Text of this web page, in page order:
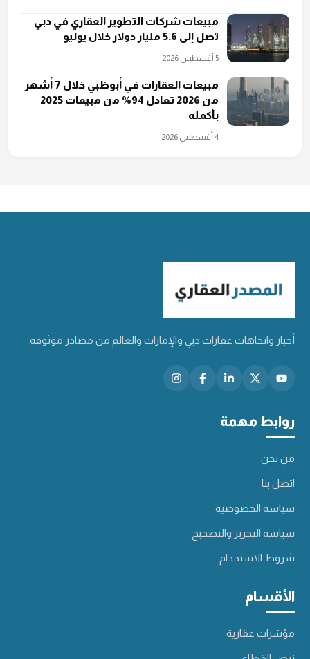
مبيعات شركات التطوير العقاري في دبي
تصل إلى 5.6 مليار دولار خلال يوليو
5 أغسطس 2026
مبيعات العقارات في أبوظبي خلال 7 أشهر
من 2026 تعادل 94% من مبيعات 2025
بأكمله
4 أغسطس 2026
أخبار واتجاهات عقارات دبي والإمارات والعالم من مصادر موثوقة
روابط مهمة
من نحن
اتصل بنا
سياسة الخصوصية
سياسة التحرير والتصحيح
شروط الاستخدام
الأقسام
مؤشرات عقارية